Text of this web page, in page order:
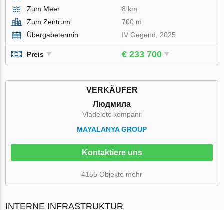
Zum Meer
8 km
Zum Zentrum
700 m
Übergabetermin
IV Gegend, 2025
Preis € 233 700
VERKÄUFER
Людмила
Vladeletc kompanii
MAYALANYA GROUP
Kontaktiere uns
4155 Objekte mehr
INTERNE INFRASTRUKTUR